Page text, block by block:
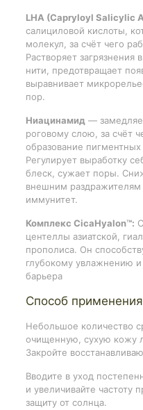
LHA (Capryloyl Salicylic
салициловой кислоты,
молекул, за счёт чего
Растворяет загрязнения
нити, предотвращает
выравнивает
пор.
Ниацинамид —
роговому слою, за счёт
образование
Регулирует выработку
блеск, сужает поры.
внешним
иммунитет.
Комплекс CicaHyalon™:
центеллы азиатской,
прополиса. Он
глубокому увлажнению
барьера
Способ применения
Небольшое количество
очищенную, сухую кожу
Закройте
Вводите в уход
и увеличивайте частоту
защиту от солнца.